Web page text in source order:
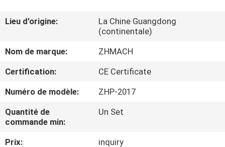
SUJET
NOUS
VISITE
D'USINE
CONTRÔLE
Lieu d'origine:
La Chine Guangdong
(continentale)
Nom de marque:
ZHMACH
Certification:
CE Certificate
Numéro de modèle:
ZHP-2017
Quantité de
commande min:
Un Set
Prix:
inquiry